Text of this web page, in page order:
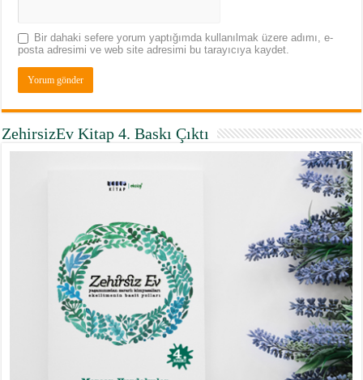
Bir dahaki sefere yorum yaptığımda kullanılmak üzere adımı, e-
posta adresimi ve web site adresimi bu tarayıcıya kaydet.
ZehirsizEv Kitap 4. Baskı Çıktı